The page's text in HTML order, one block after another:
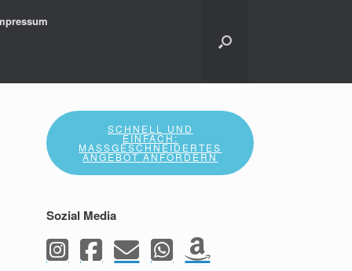
SCHNELL UND
EINFACH:
MASSGESCHNEIDERTES A
NGEBOT ANFORDERN
Sozial Media